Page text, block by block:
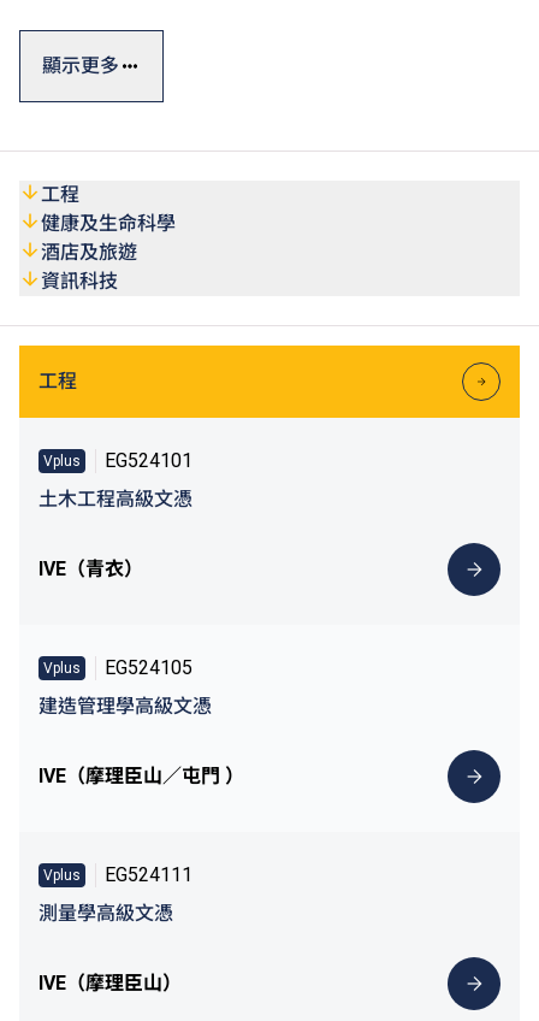
此外，VTC亦提供多元化終身學習短期課程，涵蓋人工智
VTC畢業生及學生入讀指定課程可獲最多50%學費減免，上
限為港幣1,000元
資助詳情請參閱Vplus專才進修
VTC終身學習
顯示更多
工程
健康及生命科學
酒店及旅遊
資訊科技
工程
Vplus
EG524101
土木工程高級文憑
IVE（青衣）
Vplus
EG524105
建造管理學高級文憑
IVE（摩理臣山／屯門 ）
Vplus
EG524111
測量學高級文憑
IVE（摩理臣山）